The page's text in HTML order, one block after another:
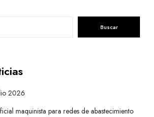
Buscar
2026
maquinista para redes de abastecimiento